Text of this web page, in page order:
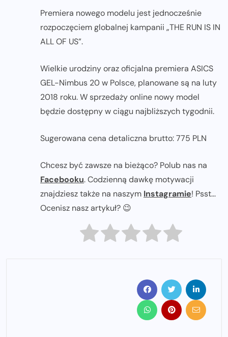
Premiera nowego modelu jest jednocześnie
rozpoczęciem globalnej kampanii „THE RUN IS IN
ALL OF US”.
Wielkie urodziny oraz oficjalna premiera ASICS
GEL-Nimbus 20 w Polsce, planowane są na luty
2018 roku. W sprzedaży online nowy model
będzie dostępny w ciągu najbliższych tygodnii.
Sugerowana cena detaliczna brutto: 775 PLN
Chcesz być zawsze na bieżąco? Polub nas na
Facebooku. Codzienną dawkę motywacji
znajdziesz także na naszym Instagramie! Psst...
Ocenisz nasz artykuł? 😉